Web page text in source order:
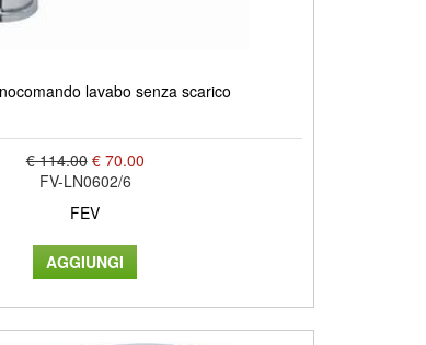
lavabo senza scarico
€ 114.00 € 70.00
FV-LN0602/6
FEV